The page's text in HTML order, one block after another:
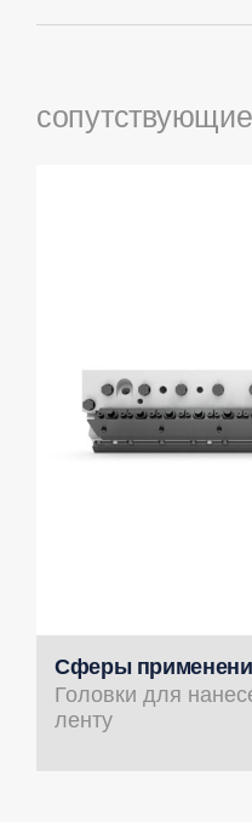
Сферы
Головки для
ленту